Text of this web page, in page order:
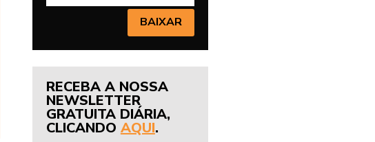
BAIXAR
RECEBA A NOSSA
NEWSLETTER
GRATUITA DIÁRIA,
CLICANDO AQUI.